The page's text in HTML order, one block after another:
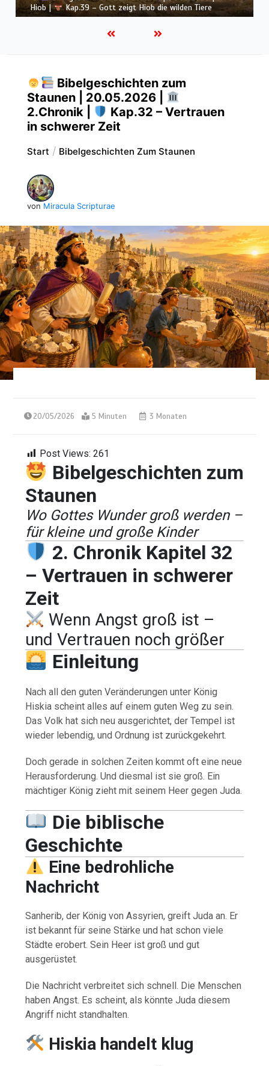
Hiob |
Kap.38 – Gott antwortet aus dem Sturm
Bibelgeschichten zum
Staunen | 20.05.2026 |
2.Chronik |
Kap.32 – Vertrauen
in schwerer Zeit
Start Bibelgeschichten Zum Staunen
von Miracula Scripturae
20/05/2026 5 Minuten 3 Monaten
Post Views: 261
Bibelgeschichten zum
Staunen
Wo Gottes Wunder groß werden –
für kleine und große Kinder
2. Chronik Kapitel 32
– Vertrauen in schwerer
Zeit
Wenn Angst groß ist –
und Vertrauen noch größer
Einleitung
Nach all den guten Veränderungen unter König
Hiskia scheint alles auf einem guten Weg zu sein.
Das Volk hat sich neu ausgerichtet, der Tempel ist
wieder lebendig, und Ordnung ist zurückgekehrt.
Doch gerade in solchen Zeiten kommt oft eine neue
Herausforderung. Und diesmal ist sie groß. Ein
mächtiger König zieht mit seinem Heer gegen Juda.
Die biblische
Geschichte
Eine bedrohliche
Nachricht
Sanherib, der König von Assyrien, greift Juda an. Er
ist bekannt für seine Stärke und hat schon viele
Städte erobert. Sein Heer ist groß und gut
ausgerüstet.
Die Nachricht verbreitet sich schnell. Die Menschen
haben Angst. Es scheint, als könnte Juda diesem
Angriff nicht standhalten.
Hiskia handelt klug